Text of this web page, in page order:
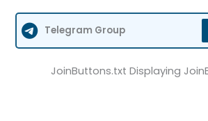
Telegram Group
JoinButtons.txt Displaying